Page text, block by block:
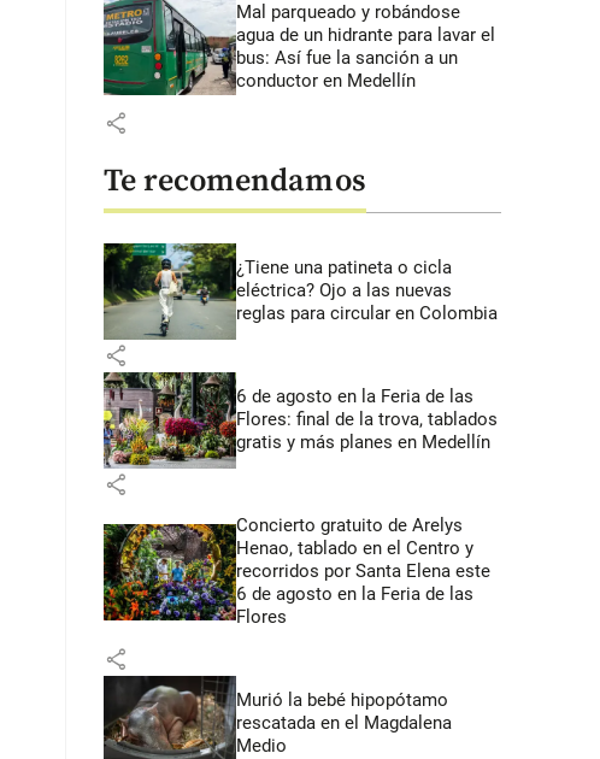
Mal parqueado y robándose
agua de un hidrante para lavar el
bus: Así fue la sanción a un
conductor en Medellín
share
Te recomendamos
¿Tiene una patineta o cicla
eléctrica? Ojo a las nuevas
reglas para circular en Colombia
share
6 de agosto en la Feria de las
Flores: final de la trova, tablados
gratis y más planes en Medellín
share
Concierto gratuito de Arelys
Henao, tablado en el Centro y
recorridos por Santa Elena este
6 de agosto en la Feria de las
Flores
share
Murió la bebé hipopótamo
rescatada en el Magdalena
Medio